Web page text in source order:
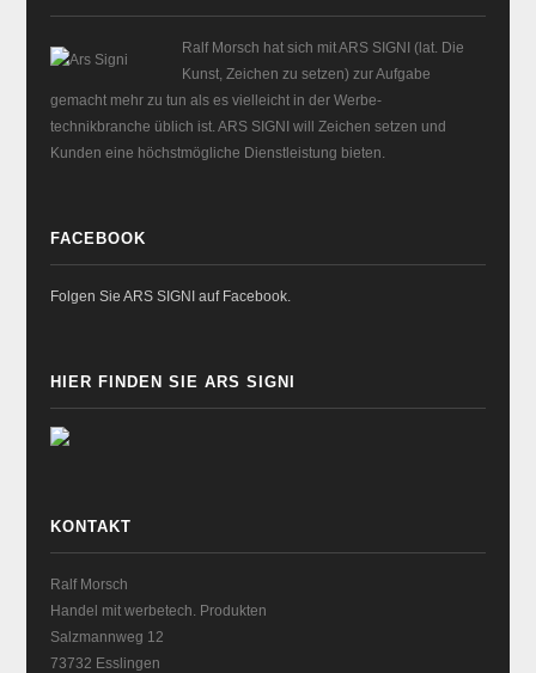
Ralf Morsch hat sich mit ARS SIGNI (lat. Die
Kunst, Zeichen zu setzen) zur Aufgabe
gemacht mehr zu tun als es vielleicht in der Werbe-
technikbranche üblich ist. ARS SIGNI will Zeichen setzen und
Kunden eine höchstmögliche Dienstleistung bieten.
FACEBOOK
Folgen Sie ARS SIGNI auf Facebook.
HIER FINDEN SIE ARS SIGNI
KONTAKT
Ralf Morsch
Handel mit werbetech. Produkten
Salzmannweg 12
73732 Esslingen